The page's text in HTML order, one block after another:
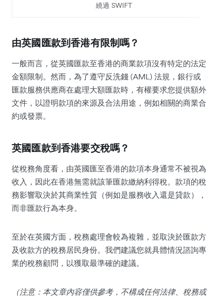
繞過 SWIFT
由英國匯款到香港有限制嗎？
一般而言，從英國匯款至香港的商業款項沒有特定的法定
金額限制。然而，為了遵守反洗錢 (AML) 法規，銀行或
匯款服務供應商在處理大額匯款時，有權要求您提供額外
文件，以證明款項的來源及合法用途，例如相關的商業合
約或發票。
英國匯款到香港要交稅嗎？
從稅務角度看，由英國匯至香港的款項本身通常不被視為
收入，因此在香港無需就該筆匯款繳納利得稅。款項的稅
務影響取決於其商業性質（例如是服務收入還是貸款），
而非匯款行為本身。
至於在英國方面，稅務處理會較為複雜，並取決於匯款方
及收款方的稅務居民身份。我們建議您就具體情況諮詢專
業的稅務顧問，以獲取最準確的建議。
（注意：本文章內容僅供參考，不構成任何法律、稅務或